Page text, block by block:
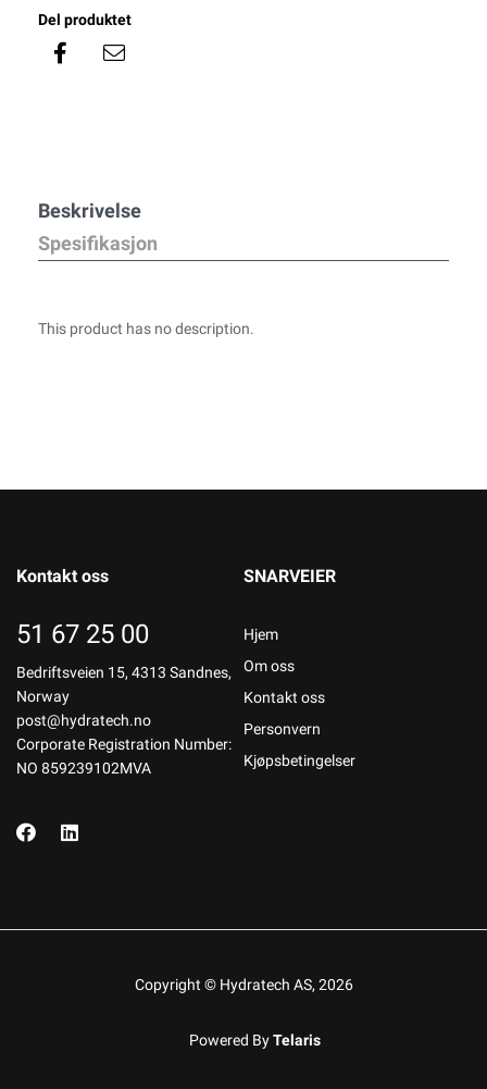
Del produktet
Beskrivelse
Spesifikasjon
This product has no description.
Kontakt oss
51 67 25 00
Bedriftsveien 15, 4313 Sandnes,
Norway
post@hydratech.no
Corporate Registration Number:
NO 859239102MVA
SNARVEIER
Hjem
Om oss
Kontakt oss
Personvern
Kjøpsbetingelser
Copyright © Hydratech AS, 2026
Powered ByTelaris